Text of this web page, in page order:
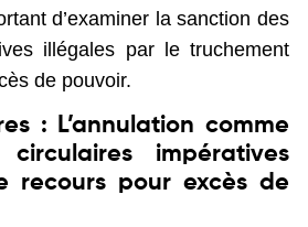
d’examiner la sanction des
illégales par le truchement
de pouvoir.
: L’annulation comme
impératives
recours pour excès de